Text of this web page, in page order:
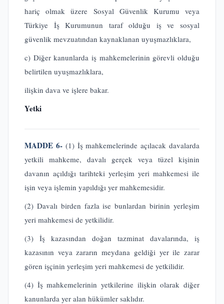
hariç olmak üzere Sosyal Güvenlik Kurumu veya
Türkiye İş Kurumunun taraf olduğu iş ve sosyal
güvenlik mevzuatından kaynaklanan uyuşmazlıklara,
c) Diğer kanunlarda iş mahkemelerinin görevli olduğu
belirtilen uyuşmazlıklara,
ilişkin dava ve işlere bakar.
Yetki
MADDE 6-(1) İş mahkemelerinde açılacak davalarda
yetkili mahkeme, davalı gerçek veya tüzel kişinin
davanın açıldığı tarihteki yerleşim yeri mahkemesi ile
işin veya işlemin yapıldığı yer mahkemesidir.
(2) Davalı birden fazla ise bunlardan birinin yerleşim
yeri mahkemesi de yetkilidir.
(3) İş kazasından doğan tazminat davalarında, iş
kazasının veya zararın meydana geldiği yer ile zarar
gören işçinin yerleşim yeri mahkemesi de yetkilidir.
(4) İş mahkemelerinin yetkilerine ilişkin olarak diğer
kanunlarda yer alan hükümler saklıdır.